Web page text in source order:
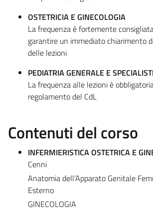
OSTETRICIA E GINECOLOGIA
La frequenza è fortemente
garantire un immediato chiarimento
delle lezioni
PEDIATRIA GENERALE E
La frequenza alle lezioni è
regolamento del CdL
Contenuti del corso
INFERMIERISTICA OSTETRICA E
Cenni
Anatomia dell’Apparato Genitale
Esterno
GINECOLOGIA